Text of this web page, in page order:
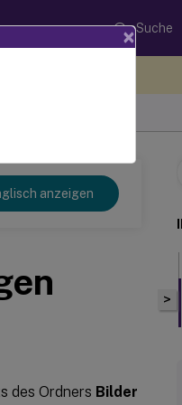
Suche
anzeigen
des Ordners Bilder
>
×